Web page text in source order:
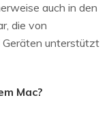
auch in den
die von
unterstützt
Mac?